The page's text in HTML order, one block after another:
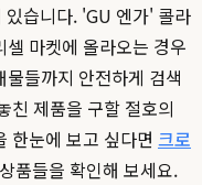
있습니다. 'GU 엔가' 콜라
마켓에 올라오는 경우
들까지 안전하게 검색
친 제품을 구할 절호의
한눈에 보고 싶다면 크로
품들을 확인해 보세요.